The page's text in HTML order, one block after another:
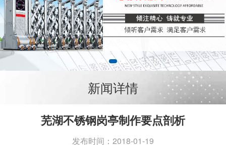
新闻详情
芜湖不锈钢岗亭制作要点剖析
发布时间：2018-01-19